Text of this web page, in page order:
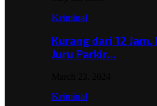
Kriminal
Kurang dari 12
Juru Parkir…
Kriminal